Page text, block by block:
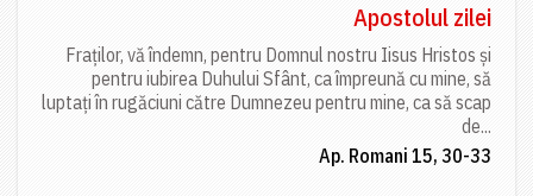
Apostolul zilei
Fraților, vă îndemn, pentru Domnul nostru Iisus Hristos și
pentru iubirea Duhului Sfânt, ca împreună cu mine, să
luptați în rugăciuni către Dumnezeu pentru mine, ca să scap
de...
Ap. Romani 15, 30-33